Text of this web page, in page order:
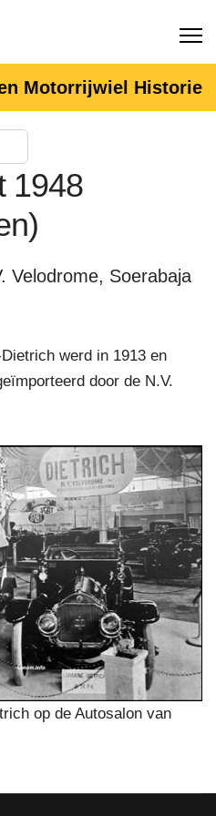
Motorrijwiel Historie
1948
Velodrome, Soerabaja
werd in 1913 en
door de N.V.
op de Autosalon van